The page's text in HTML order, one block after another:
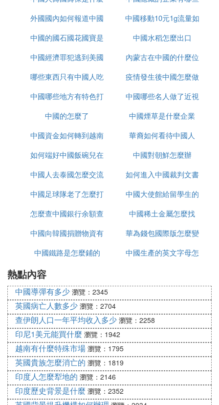
外國國內如何報道中國
疫情
中國移動10元1g流量如
何取消
中國的國石國花國寶是
什麼
中國水稻怎麼出口
中國經濟罪犯逃到美國
怎麼辦
內蒙古在中國的什麼位
置
哪些東西只有中國人吃
疫情發生後中國怎麼做
的
中國哪些地方有特色打
鼓
中國哪些名人做了近視
手術
中國的怎麼了
中國煙草是什麼企業
中國資金如何轉到越南
炒股
華裔如何看待中國人
如何端好中國飯碗兒在
線播放
中國對朝鮮怎麼辦
中國人去泰國怎麼交流
如何進入中國裁判文書
網官網
中國足球隊老了怎麼打
亞洲杯
中國大使館給留學生的
健康包有什麼
怎麼查中國銀行余額查
詢
中國稀土金屬怎麼找
中國向韓國捐贈物資有
哪些
華為錢包國際版怎麼變
為中國版
中國鐵路是怎麼鋪的
中國生產的英文字母怎
熱點內容
中國導彈有多少 瀏覽：2345
英國病亡人數多少 瀏覽：2704
查伊朗人口一年平均收入多少 瀏覽：2258
印尼1美元能買什麼 瀏覽：1942
越南有什麼特殊市場 瀏覽：1795
英國貴族怎麼消亡的 瀏覽：1819
印度人怎麼犁地的 瀏覽：2146
印度歷史背景是什麼 瀏覽：2352